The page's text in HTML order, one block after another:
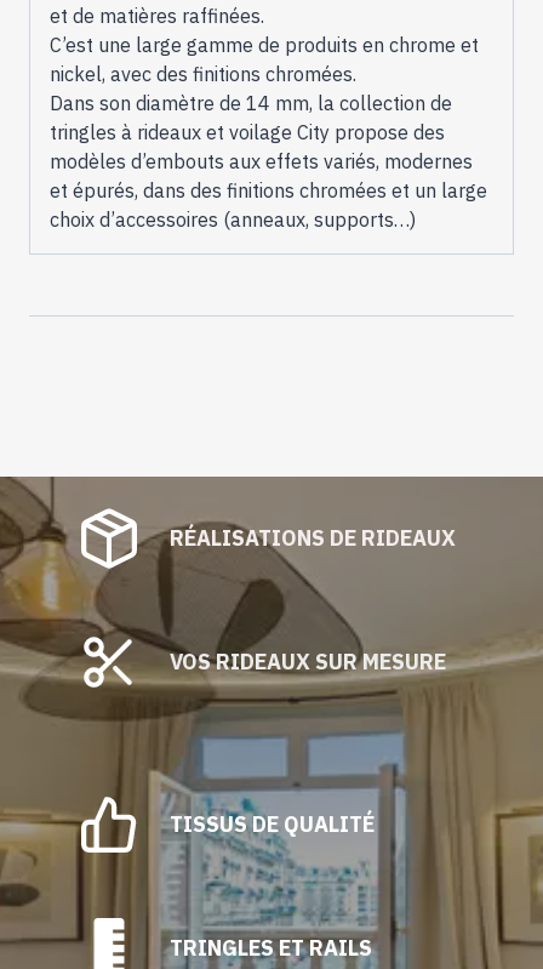
et de matières raffinées.
C’est une large gamme de produits en chrome et
nickel, avec des finitions chromées.
Dans son diamètre de 14 mm, la collection de
tringles à rideaux et voilage City propose des
modèles d’embouts aux effets variés, modernes
et épurés, dans des finitions chromées et un large
choix d’accessoires (anneaux, supports…)
RÉALISATIONS DE RIDEAUX
VOS RIDEAUX SUR MESURE
TISSUS DE QUALITÉ
TRINGLES ET RAILS